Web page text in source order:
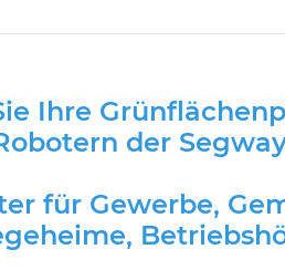
Ihre
der
für Gewerbe,